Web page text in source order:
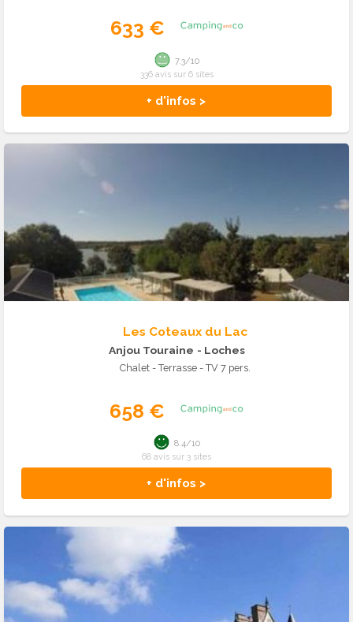
633 €
+ d'infos >
7.3/10
336 avis sur 6 sites
Les Coteaux du Lac
Anjou Touraine - Loches
Chalet - Terrasse - TV 7 pers.
658 €
+ d'infos >
8.4/10
68 avis sur 3 sites